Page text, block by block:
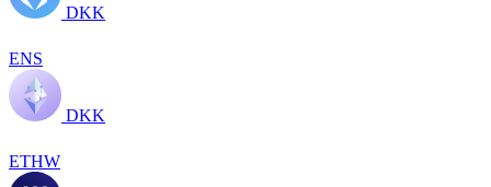
DKK
ENS
DKK
ETHW